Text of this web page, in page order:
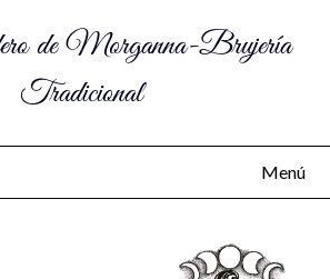
de Morganna-Brujería
Tradicional
Menú